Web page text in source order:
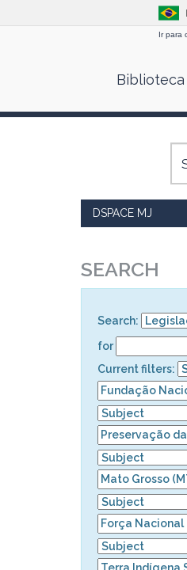
Ir para
DSPACE MJ
SEARCH
Search:
for
Current filters: